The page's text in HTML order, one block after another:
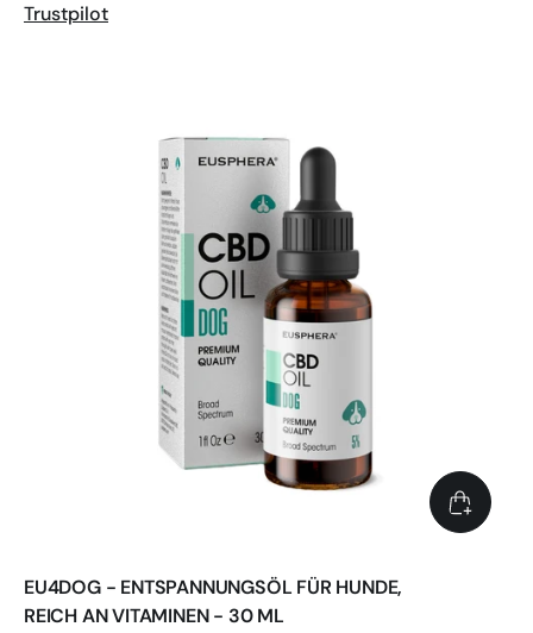
Trustpilot
EU4DOG - ENTSPANNUNGSÖL FÜR HUNDE,
REICH AN VITAMINEN - 30 ML